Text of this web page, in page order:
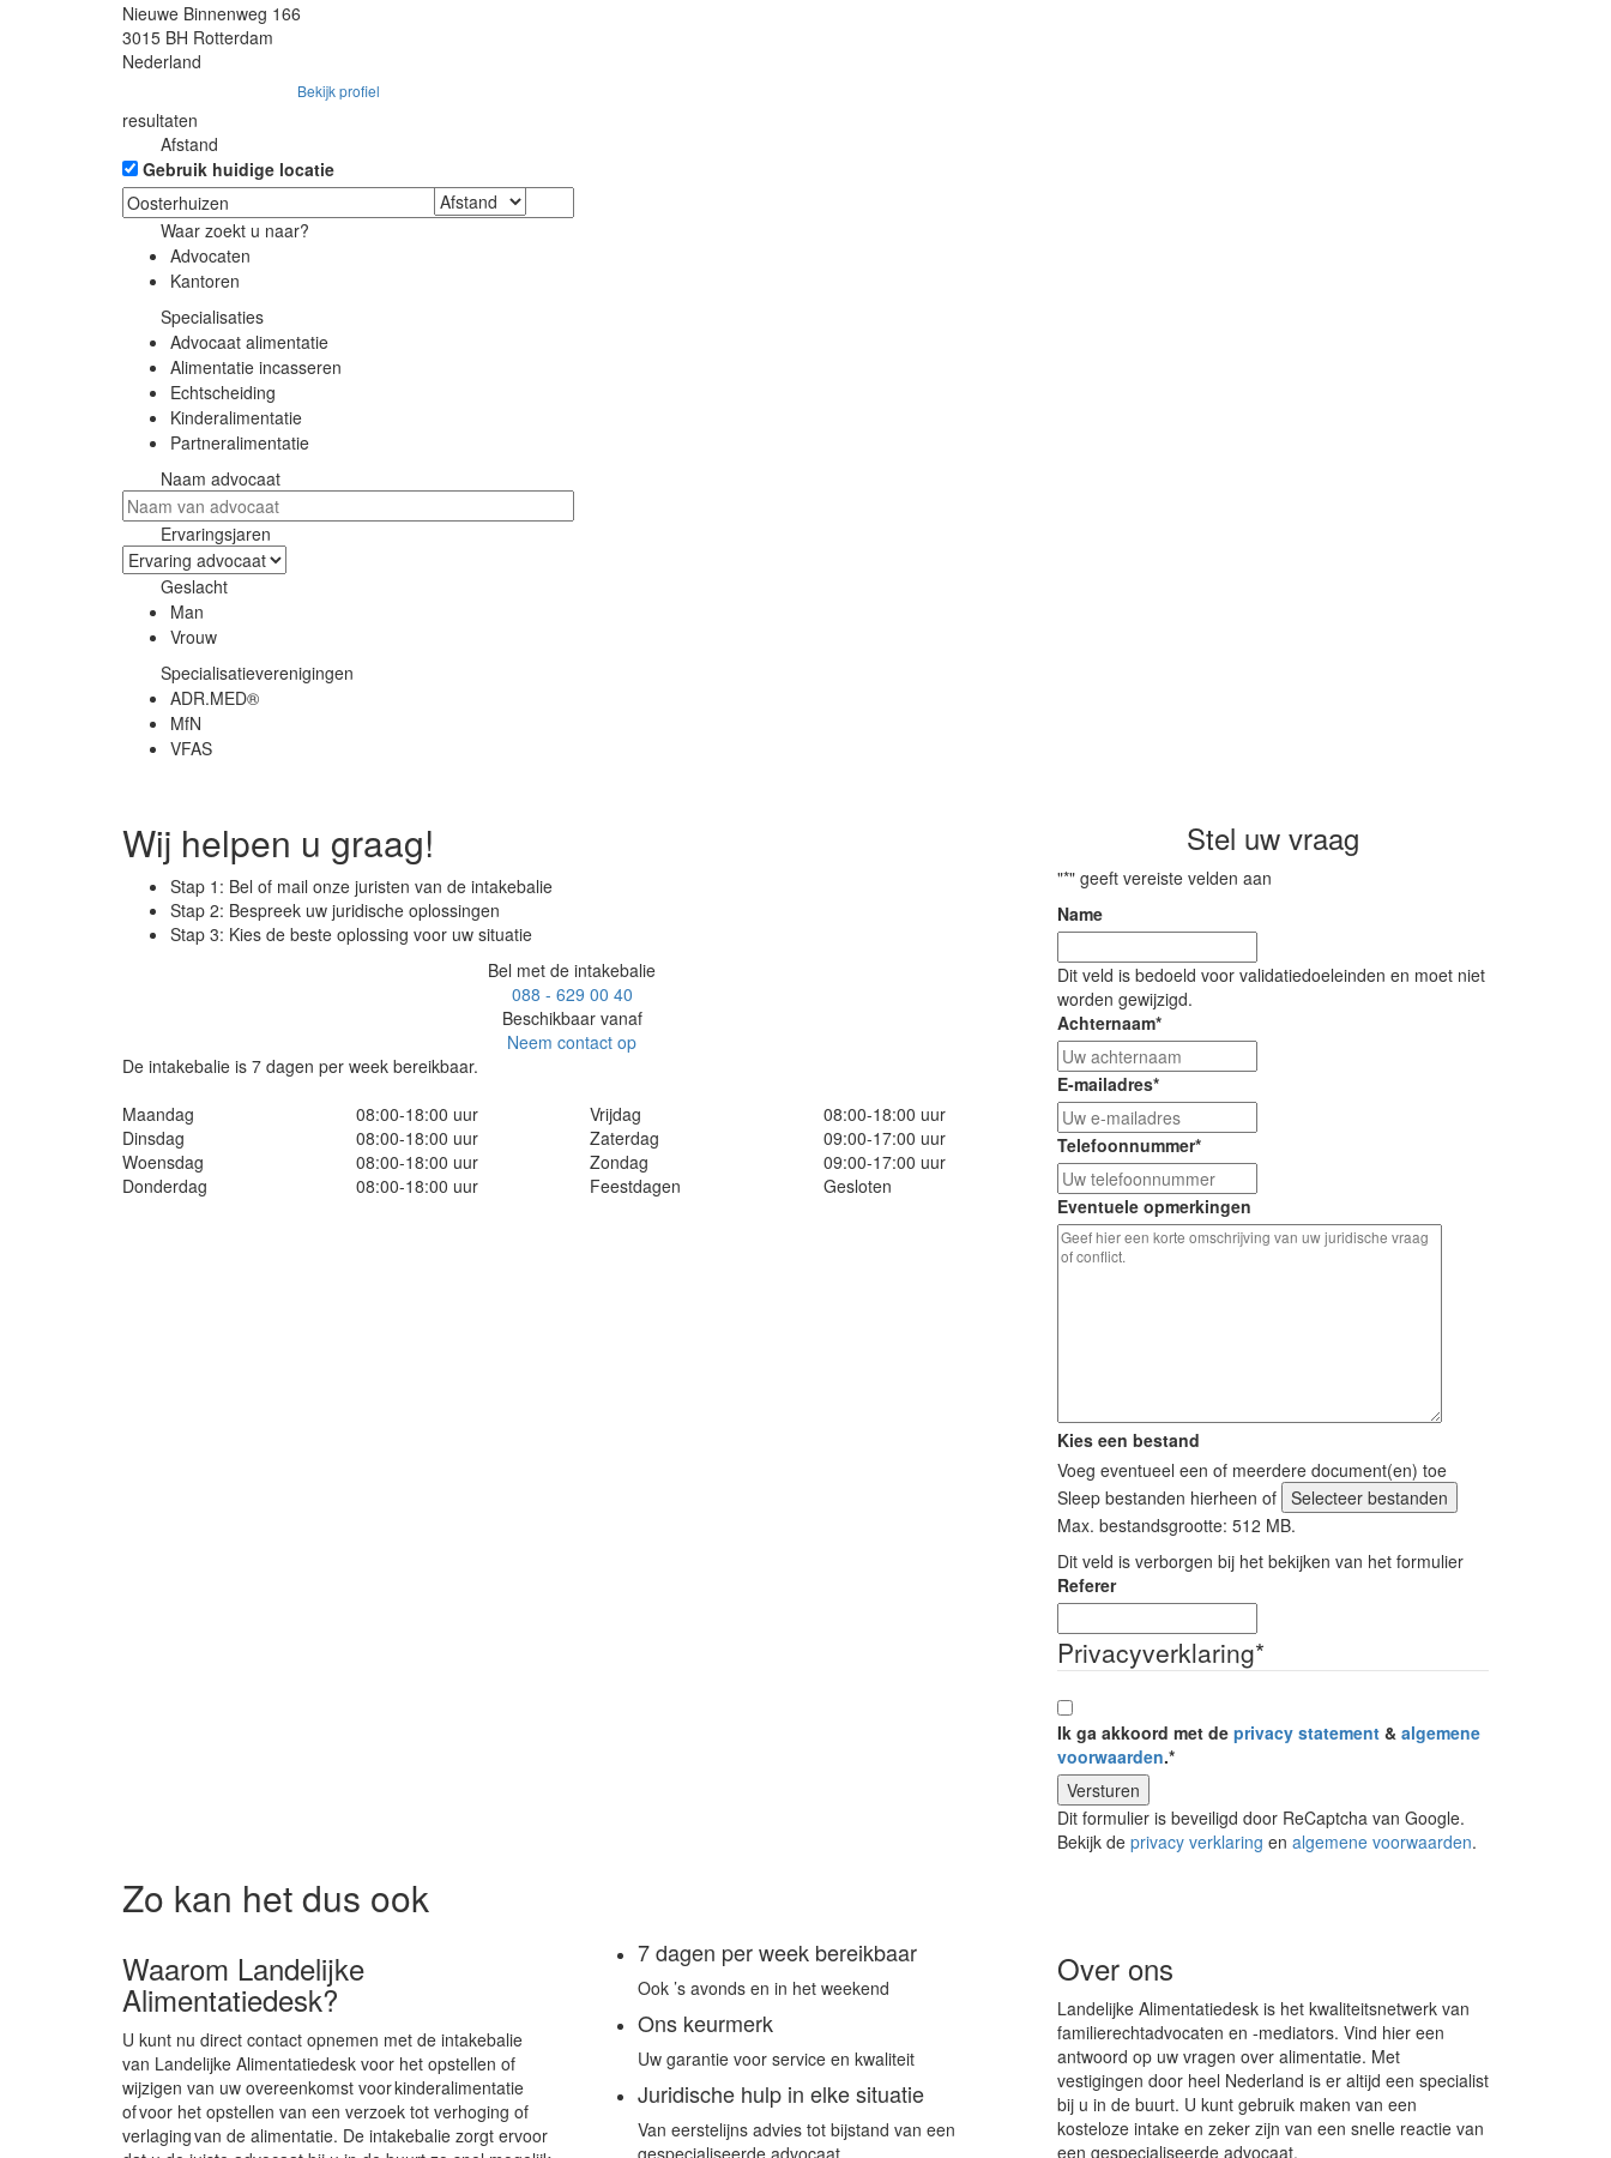
Nieuwe Binnenweg 166
3015 BH Rotterdam
Nederland
Bekijk profiel
resultaten
Afstand
Gebruik huidige locatie
Waar zoekt u naar?
Advocaten
Kantoren
Specialisaties
Advocaat alimentatie
Alimentatie incasseren
Echtscheiding
Kinderalimentatie
Partneralimentatie
Naam advocaat
Ervaringsjaren
Geslacht
Man
Vrouw
Specialisatieverenigingen
ADR.MED®
MfN
VFAS
Wij helpen u graag!
Stap 1: Bel of mail onze juristen van de intakebalie
Stap 2: Bespreek uw juridische oplossingen
Stap 3: Kies de beste oplossing voor uw situatie
Bel met de intakebalie
088 - 629 00 40
Beschikbaar vanaf
Neem contact op
De intakebalie is 7 dagen per week bereikbaar.
Maandag
Dinsdag
Woensdag
Donderdag
08:00-18:00 uur
08:00-18:00 uur
08:00-18:00 uur
08:00-18:00 uur
Vrijdag
Zaterdag
Zondag
Feestdagen
08:00-18:00 uur
09:00-17:00 uur
09:00-17:00 uur
Gesloten
Stel uw vraag
"*" geeft vereiste velden aan
Name
Dit veld is bedoeld voor validatiedoeleinden en moet niet
worden gewijzigd.
Achternaam*
E-mailadres*
Telefoonnummer*
Eventuele opmerkingen
Kies een bestand
Voeg eventueel een of meerdere document(en) toe
Sleep bestanden hierheen of Selecteer bestanden
Max. bestandsgrootte: 512 MB.
Dit veld is verborgen bij het bekijken van het formulier
Referer
Privacyverklaring*
Ik ga akkoord met de privacy statement & algemene
voorwaarden.*
Dit formulier is beveiligd door ReCaptcha van Google.
Bekijk de privacy verklaring en algemene voorwaarden.
Zo kan het dus ook
Waarom Landelijke
Alimentatiedesk?
U kunt nu direct contact opnemen met de intakebalie
van Landelijke Alimentatiedesk voor het opstellen of
wijzigen van uw overeenkomst voor kinderalimentatie
of voor het opstellen van een verzoek tot verhoging of
verlaging van de alimentatie. De intakebalie zorgt ervoor
7 dagen per week bereikbaar
Ook ’s avonds en in het weekend
Ons keurmerk
Uw garantie voor service en kwaliteit
Juridische hulp in elke situatie
Van eerstelijns advies tot bijstand van een
Over ons
Landelijke Alimentatiedesk is het kwaliteitsnetwerk van
familierechtadvocaten en -mediators. Vind hier een
antwoord op uw vragen over alimentatie. Met
vestigingen door heel Nederland is er altijd een specialist
bij u in de buurt. U kunt gebruik maken van een
kosteloze intake en zeker zijn van een snelle reactie van
een gespecialiseerde advocaat.